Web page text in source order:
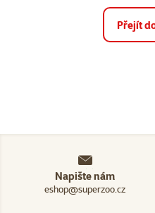
Přejít
Napište nám
eshop@superzoo.cz